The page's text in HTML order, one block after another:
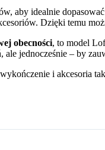
aby idealnie
Dzięki temu
obecności, to model
jednocześnie – by
i akcesoria